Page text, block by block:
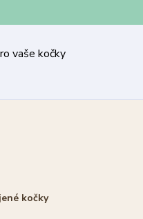
| 🐾 Pro vaše kočky
kočky